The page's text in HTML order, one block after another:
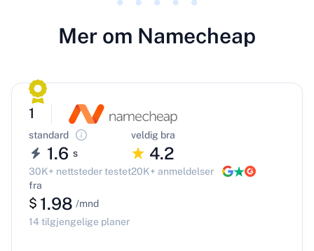
Mer om Namecheap
1
standard
1.6 s
30K+ nettsteder testet
veldig bra
4.2
20K+ anmeldelser
fra
$ 1.98 /mnd
14 tilgjengelige planer